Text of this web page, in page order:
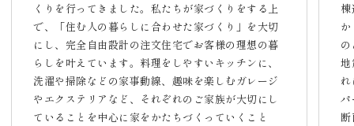
くりを行ってきました。私たちが家づくりをする上
で、「住む人の暮らしに合わせた家づくり」を大切
にし、完全自由設計の注文住宅でお客様の理想の暮
らしを叶えています。料理をしやすいキッチンに、
洗濯や掃除などの家事動線、趣味を楽しむガレージ
やエクステリアなど、それぞれのご家族が大切にし
ていることを中心に家をかたちづくっていくこと
地